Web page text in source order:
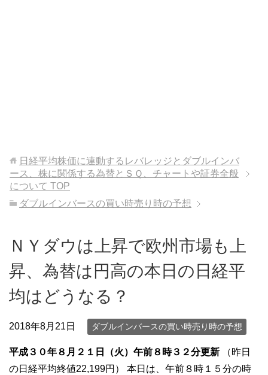
日経平均株価に連動するレバレッジとダブルインバ
ース、株に関係する為替とＳＱ、チャートや証券全般
について TOP
ダブルインバースの買い時売り時の予想
ＮＹダウは上昇で欧州市場も上
昇、為替は円高の本日の日経平
均はどうなる？
2018年8月21日 ダブルインバースの買い時売り時の予想
平成３０年８月２１日（火）午前８時３２分更新 （昨日
の日経平均終値22,199円）
本日は、午前８時１５分の時